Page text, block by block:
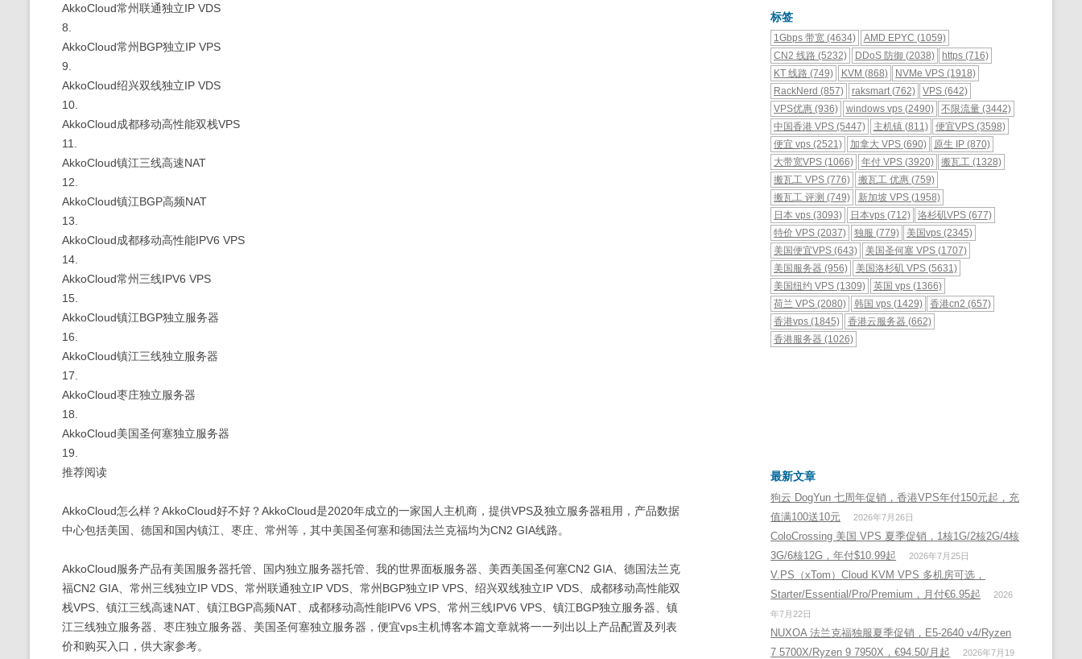
AkkoCloud常州联通独立IP VDS
8.
AkkoCloud常州BGP独立IP VPS
9.
AkkoCloud绍兴双线独立IP VDS
10.
AkkoCloud成都移动高性能双栈VPS
11.
AkkoCloud镇江三线高速NAT
12.
AkkoCloud镇江BGP高频NAT
13.
AkkoCloud成都移动高性能IPV6 VPS
14.
AkkoCloud常州三线IPV6 VPS
15.
AkkoCloud镇江BGP独立服务器
16.
AkkoCloud镇江三线独立服务器
17.
AkkoCloud枣庄独立服务器
18.
AkkoCloud美国圣何塞独立服务器
19.
推荐阅读
AkkoCloud怎么样？AkkoCloud好不好？AkkoCloud是2020年成立的一家国人主机商，提供VPS及独立服务器租用，产品数据
中心包括美国、德国和国内镇江、枣庄、常州等，其中美国圣何塞和德国法兰克福均为CN2 GIA线路。
AkkoCloud服务产品有美国服务器托管、国内独立服务器托管、我的世界面板服务器、美西美国圣何塞CN2 GIA、德国法兰克
福CN2 GIA、常州三线独立IP VDS、常州联通独立IP VDS、常州BGP独立IP VPS、绍兴双线独立IP VDS、成都移动高性能双
栈VPS、镇江三线高速NAT、镇江BGP高频NAT、成都移动高性能IPV6 VPS、常州三线IPV6 VPS、镇江BGP独立服务器、镇
江三线独立服务器、枣庄独立服务器、美国圣何塞独立服务器，便宜vps主机博客本篇文章就将一一列出以上产品配置及列表
价和购买入口，供大家参考。
标签
1Gbps 带宽 (4634) AMD EPYC (1059)
CN2 线路 (5232) DDoS 防御(2038) https (716)
KT 线路 (749) KVM (868) NVMe VPS (1918)
RackNerd (857) raksmart(762) VPS (642)
VPS优惠 (936) windows vps(2490) 不限流量 (3442)
中国香港 VPS (5447) 主机镇(811) 便宜VPS (3598)
便宜 vps (2521) 加拿大 VPS(690) 原生 IP (870)
大带宽VPS (1066) 年付 VPS(3920) 搬瓦工 (1328)
搬瓦工 VPS (776) 搬瓦工 优惠(759)
搬瓦工 评测 (749) 新加坡 VPS(1958)
日本 vps (3093) 日本vps(712) 洛杉矶VPS (677)
特价 VPS (2037) 独服 (779) 美国vps (2345)
美国便宜VPS (643) 美国圣何塞 VPS(1707)
美国服务器 (956) 美国洛杉矶 VPS(5631)
美国纽约 VPS (1309) 英国 vps(1366)
荷兰 VPS (2080) 韩国 vps(1429) 香港cn2 (657)
香港vps (1845) 香港云服务器 (662)
香港服务器 (1026)
最新文章
狗云 DogYun 七周年促销，香港VPS年付150元起，充
值满100送10元
2026年7月26日
ColoCrossing 美国 VPS 夏季促销，1核1G/2核2G/4核
3G/6核12G，年付$10.99起
2026年7月25日
V.PS（xTom）Cloud KVM VPS 多机房可选，
Starter/Essential/Pro/Premium，月付€6.95起
2026
年7月22日
NUXOA 法兰克福独服夏季促销，E5-2640 v4/Ryzen
7 5700X/Ryzen 9 7950X，€94.50/月起
2026年7月19